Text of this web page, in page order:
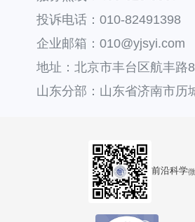
投诉电话：010-82491398
企业邮箱：010@yjsyi.com
地址：北京市丰台区航丰路
层121
山东分部：山东省济南市历
前沿科学